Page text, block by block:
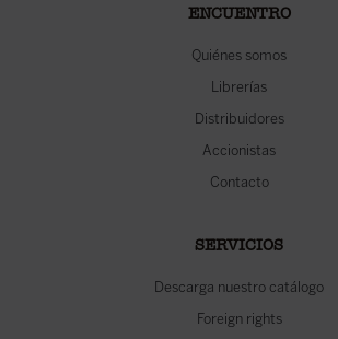
ENCUENTRO
Quiénes somos
Librerías
Distribuidores
Accionistas
Contacto
SERVICIOS
Descarga nuestro catálogo
Foreign rights